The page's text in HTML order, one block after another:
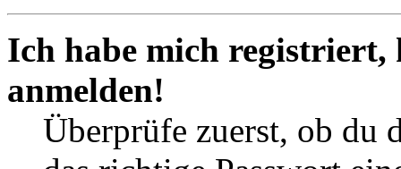
Ich habe mich
anmelden!
Überprüfe zuerst, ob du